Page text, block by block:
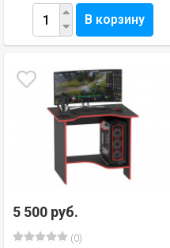
В корзину
5 500 руб.
(0)